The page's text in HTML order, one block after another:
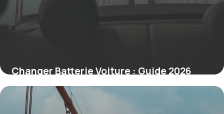
Changer Batterie Voiture : Guide 2026
Étapes
28 juin 2026